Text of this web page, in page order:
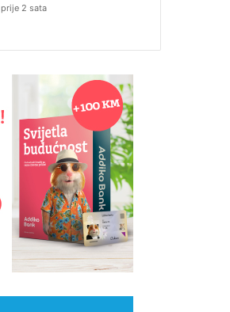
prije 2 sata